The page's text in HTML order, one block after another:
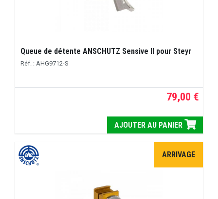
Queue de détente ANSCHUTZ Sensive II pour Steyr
Réf. : AHG9712-S
79,00 €
AJOUTER AU PANIER
ARRIVAGE